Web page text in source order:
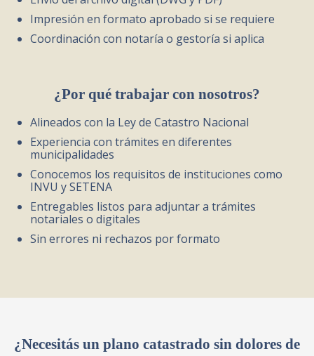
Impresión en formato aprobado si se requiere
Coordinación con notaría o gestoría si aplica
¿Por qué trabajar con nosotros?
Alineados con la Ley de Catastro Nacional
Experiencia con trámites en diferentes
municipalidades
Conocemos los requisitos de instituciones como
INVU y SETENA
Entregables listos para adjuntar a trámites
notariales o digitales
Sin errores ni rechazos por formato
¿Necesitás un plano catastrado sin dolores de